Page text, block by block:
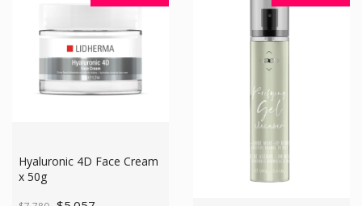
Hyaluronic 4D Face Cream
x 50g